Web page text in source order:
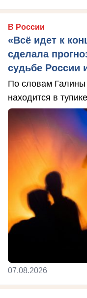
В России
«Всё идет к
сделала
судьбе России
По словам Галины
находится в
07.08.2026